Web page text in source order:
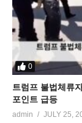
0
트럼프 불법체류
포인트 급등
admin JULY 25,